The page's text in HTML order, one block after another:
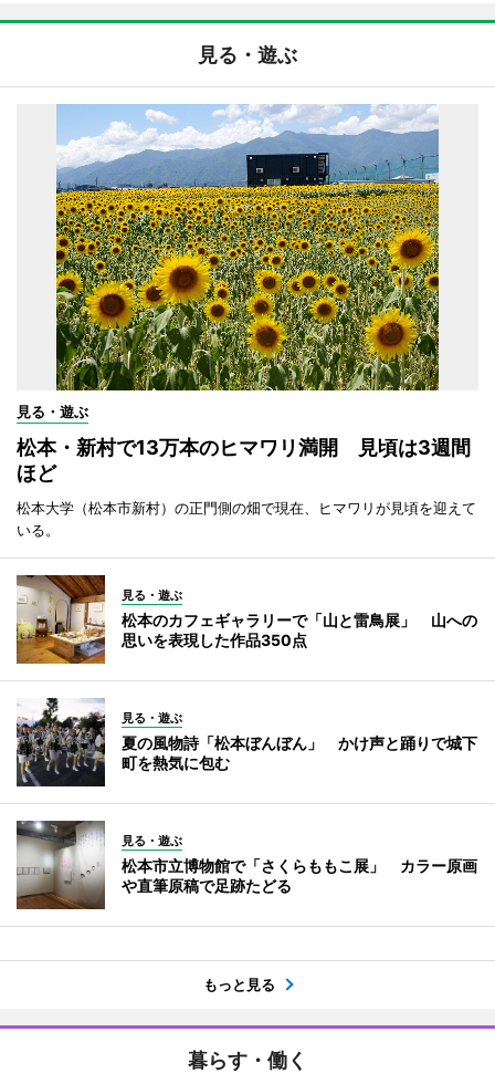
見る・遊ぶ
見る・遊ぶ
松本・新村で13万本のヒマワリ満開 見頃は3週間
ほど
松本大学（松本市新村）の正門側の畑で現在、ヒマワリが見頃を迎えて
いる。
見る・遊ぶ
松本のカフェギャラリーで「山と雷鳥展」 山への
思いを表現した作品350点
見る・遊ぶ
夏の風物詩「松本ぼんぼん」 かけ声と踊りで城下
町を熱気に包む
見る・遊ぶ
松本市立博物館で「さくらももこ展」 カラー原画
や直筆原稿で足跡たどる
もっと見る
暮らす・働く